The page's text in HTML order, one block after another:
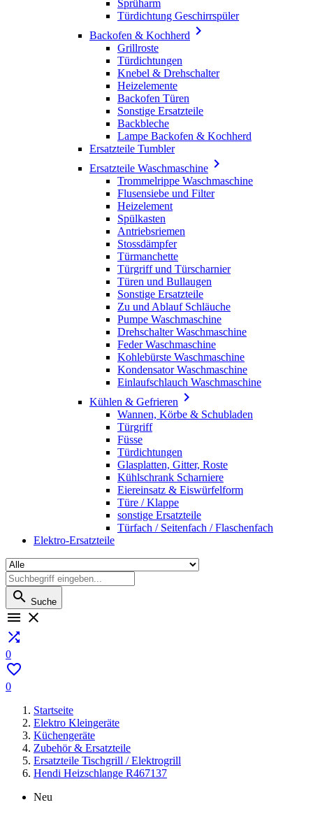
Sprüharm
Türdichtung Geschirrspüler
Backofen & Kochherd 
Grillroste
Türdichtungen
Knebel & Drehschalter
Heizelemente
Backofen Türen
Sonstige Ersatzteile
Backbleche
Lampe Backofen & Kochherd
Ersatzteile Tumbler
Ersatzteile Waschmaschine 
Trommelrippe Waschmaschine
Flusensiebe und Filter
Heizelement
Spülkasten
Antriebsriemen
Stossdämpfer
Türmanchette
Türgriff und Türscharnier
Türen und Bullaugen
Sonstige Ersatzteile
Zu und Ablauf Schläuche
Pumpe Waschmaschine
Drehschalter Waschmaschine
Feder Waschmaschine
Kohlebürste Waschmaschine
Kondensator Waschmaschine
Einlaufschlauch Waschmaschine
Kühlen & Gefrieren 
Wannen, Körbe & Schubladen
Türgriff
Füsse
Türdichtungen
Glasplatten, Gitter, Roste
Kühlschrank Scharniere
Eiereinsatz & Eiswürfelform
Türe / Klappe
sonstige Ersatzteile
Türfach / Seitenfach / Flaschenfach
Elektro-Ersatzteile
 Suche
 

0

0
Startseite
Elektro Kleingeräte
Küchengeräte
Zubehör & Ersatzteile
Ersatzteile Tischgrill / Elektrogrill
Hendi Heizschlange R467137
Neu